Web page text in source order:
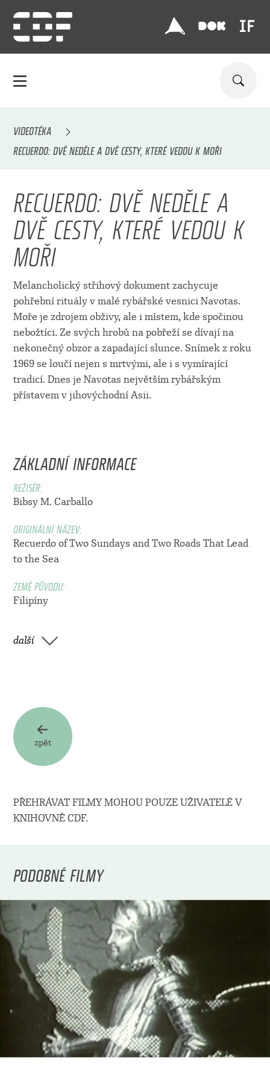
VIDEOTÉKA
RECUERDO: DVĚ NEDĚLE A DVĚ CESTY, KTERÉ VEDOU K MOŘI
RECUERDO: DVĚ NEDĚLE A
DVĚ CESTY, KTERÉ VEDOU K
MOŘI
Melancholický střihový dokument zachycuje
pohřební rituály v malé rybářské vesnici Navotas.
Moře je zdrojem obživy, ale i místem, kde spočinou
nebožtíci. Ze svých hrobů na pobřeží se dívají na
nekonečný obzor a zapadající slunce. Snímek z roku
1969 se loučí nejen s mrtvými, ale i s vymírající
tradicí. Dnes je Navotas největším rybářským
přístavem v jihovýchodní Asii.
ZÁKLADNÍ INFORMACE
REŽISÉR:
Bibsy M. Carballo
ORIGINÁLNÍ NÁZEV:
Recuerdo of Two Sundays and Two Roads That Lead
to the Sea
ZEMĚ PŮVODU:
Filipíny
další
zpět
PŘEHRÁVAT FILMY MOHOU POUZE UŽIVATELÉ V
KNIHOVNĚ CDF.
PODOBNÉ FILMY